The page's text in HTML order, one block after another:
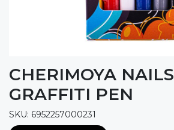
CHERIMOYA NAILS
GRAFFITI PEN
SKU: 6952257000231